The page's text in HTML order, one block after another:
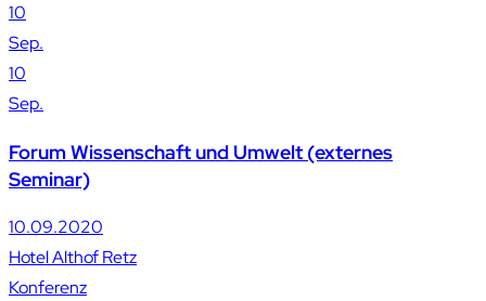
10
Sep.
10
Sep.
Forum Wissenschaft und Umwelt (externes
Seminar)
10.09.2020
Hotel Althof Retz
Konferenz